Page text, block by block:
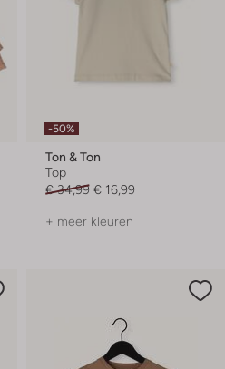
-50%
Ton & Ton
Top
€ 34,99 € 16,99
+ meer kleuren